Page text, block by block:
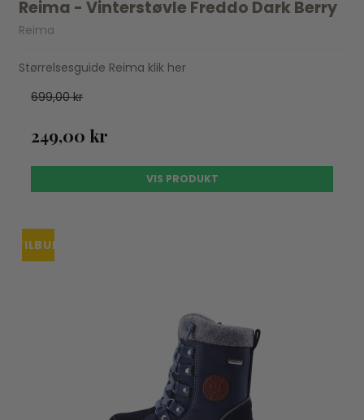
Reima - Vinterstøvle Freddo Dark Berry
Reima
Størrelsesguide Reima klik her
699,00 kr
249,00 kr
VIS PRODUKT
TILBUD